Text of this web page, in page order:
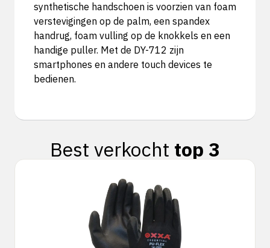
synthetische handschoen is voorzien van foam
verstevigingen op de palm, een spandex
handrug, foam vulling op de knokkels en een
handige puller. Met de DY-712 zijn
smartphones en andere touch devices te
bedienen.
Best verkocht top 3